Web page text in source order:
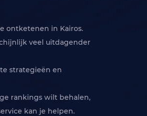
ontketenen in Kairos.
veel uitdagender
strategieën en
rankings wilt behalen,
kan je helpen.